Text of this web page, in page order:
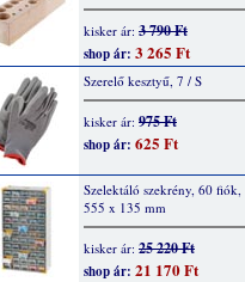
kisker ár: 3 790 Ft
shop ár: 3 265 Ft
Szerelő kesztyű, 7 / S
kisker ár: 975 Ft
shop ár: 625 Ft
Szelektáló szekrény, 60
555 x 135 mm
kisker ár: 25 220 Ft
shop ár: 21 170 Ft